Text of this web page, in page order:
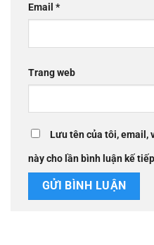
Email *
Trang web
Lưu tên của tôi, email,
này cho lần bình luận kế